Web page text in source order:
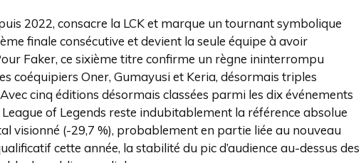
2022, consacre la LCK et marque un tournant symbolique
finale consécutive et devient la seule équipe à avoir
Faker, ce sixième titre confirme un règne ininterrompu
coéquipiers Oner, Gumayusi et Keria, désormais triples
cinq éditions désormais classées parmi les dix événements
of Legends reste indubitablement la référence absolue
visionné (-29,7 %), probablement en partie liée au nouveau
cette année, la stabilité du pic d’audience au-dessus des